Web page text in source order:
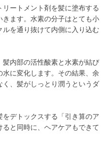
ートメント剤を髪に塗布する
きます。水素の分子はとても小
を通り抜けて内側に入り込む
内部の活性酸素と水素が結び
に変化します。その結果、余
、髪がしっとり潤うというダ
デトックスする「引き算のア
と同時に、ヘアケアもできて